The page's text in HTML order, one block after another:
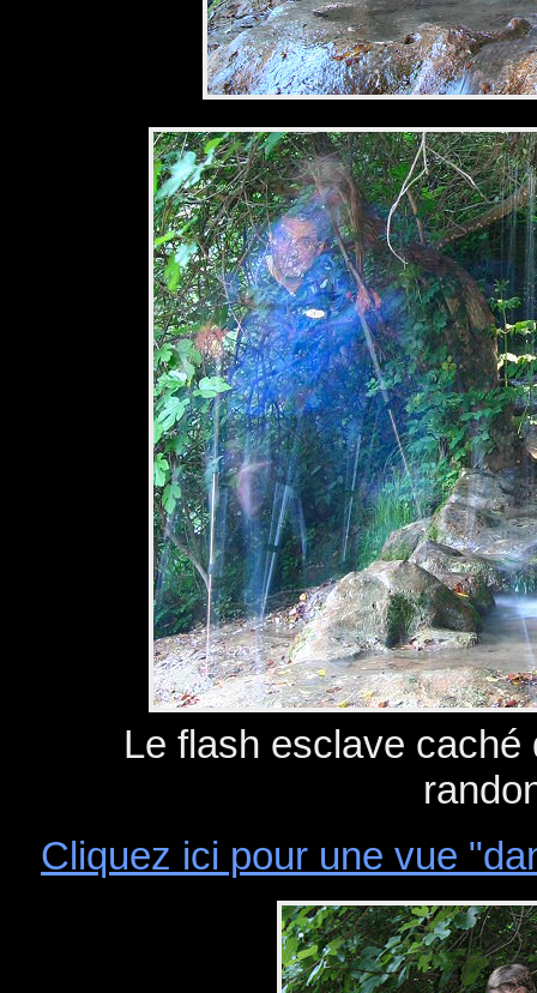
Le flash esclave
Cliquez ici pour une vue